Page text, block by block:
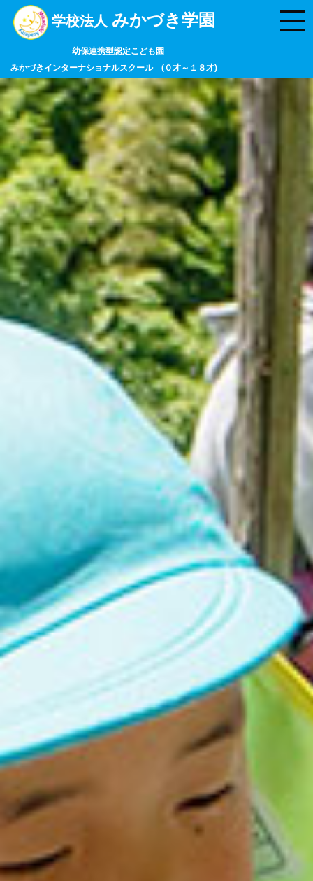
学校法人 みかづき学園
幼保連携型認定こども園
みかづきインターナショナルスクール (０才～１８才)